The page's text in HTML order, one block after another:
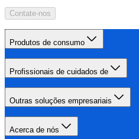
Contate-nos
Produtos de consumo
Profissionais de cuidados de
Outras soluções empresariais
Acerca de nós